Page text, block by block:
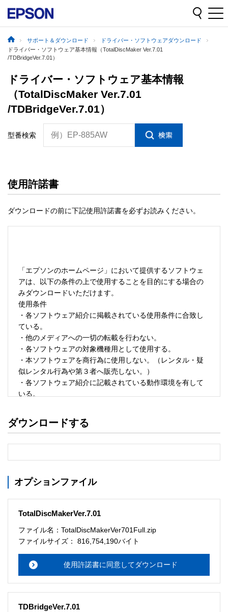
サポート＆ダウンロード
ドライバー・ソフトウェアダウンロード
ドライバー・ソフトウェア基本情報（TotalDiscMaker Ver.7.01
/TDBridgeVer.7.01）
ドライバー・ソフトウェア基本情報
（TotalDiscMaker Ver.7.01
/TDBridgeVer.7.01）
型番検索 例）EP-885AW
使用許諾書
ダウンロードの前に下記使用許諾書を必ずお読みください。
「エプソンのホームページ」において提供するソフトウェ
アは、以下の条件の上で使用することを目的にする場合の
みダウンロードいただけます。
使用条件
・各ソフトウェア紹介に掲載されている使用条件に合致し
ている。
・他のメディアへの一切の転載を行わない。
・各ソフトウェアの対象機種用として使用する。
・本ソフトウェアを商行為に使用しない。（レンタル・疑
似レンタル行為や第３者へ販売しない。）
・各ソフトウェア紹介に記載されている動作環境を有して
いる。
・ソフトウェアを改変、またはリバースエンジニアリング
・本サーバでは、ユーザーサポートは行いません。搭載ソ
いたします。ファイル解凍後に必ずドキュメントファイ
ルをお読み下さい。
・ソフトウェアのダウンロード・導入はお客様の責任にお
・ソフトウェアは、予告せず改良、変更することがありま
ダウンロードする
オプションファイル
TotalDiscMakerVer.7.01
ファイル名：TotalDiscMakerVer701Full.zip
ファイルサイズ： 816,754,190バイト
使用許諾書に同意してダウンロード
TDBridgeVer.7.01